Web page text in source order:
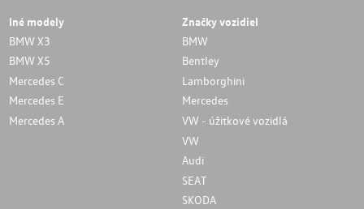
Iné modely
BMW X3
BMW X5
Mercedes C
Mercedes E
Mercedes A
Značky vozidiel
BMW
Bentley
Lamborghini
Mercedes
VW - úžitkové vozidlá
VW
Audi
SEAT
SKODA